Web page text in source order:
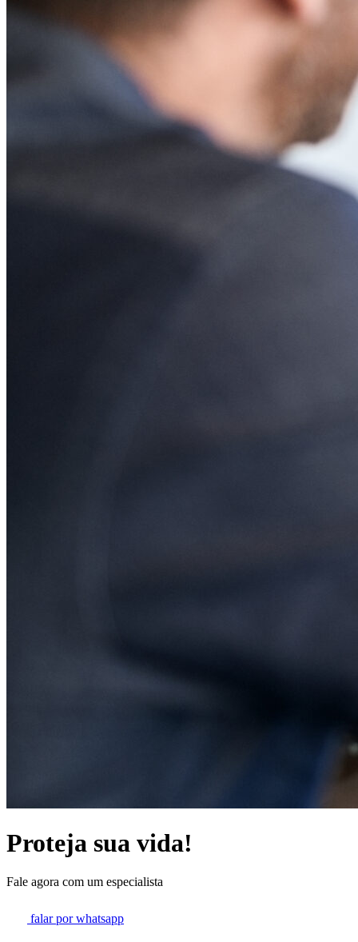
Proteja sua vida!
Fale agora com um especialista
falar por whatsapp